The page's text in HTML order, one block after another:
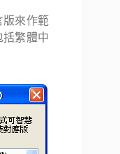
版來作範
繁體中